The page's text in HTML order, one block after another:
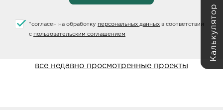
*согласен на обработку персональных данных в соответствии
с пользовательским соглашением
все недавно просмотренные проекты
Калькулятор